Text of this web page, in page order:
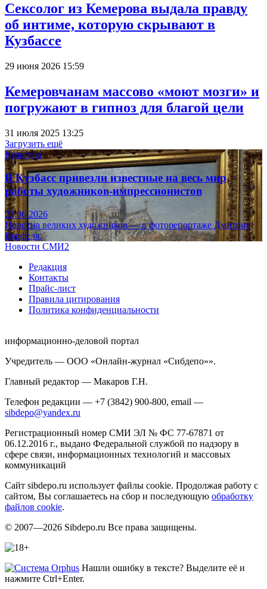
Сексолог из Кемерова выдала правду
об интиме, которую скрывают в
Кузбассе
29 июня 2026 15:59
Кемеровчанам массово «моют мозги» и
погружают в гипноз для благой цели
31 июля 2025 13:25
Загрузить ещё
Культура
В Кузбасс привезли известные на весь мир
работы художников-импрессионистов
23.06.2026
Полотна великих художников — в фоторепортаже Дмитрия
Верфеля.
Новости СМИ2
Редакция
Контакты
Прайс-лист
Правила цитирования
Политика конфиденциальности
информационно-деловой портал
Учредитель — ООО «Онлайн-журнал «Сибдепо»».
Главный редактор — Макаров Г.Н.
Телефон редакции — +7 (3842) 900-800, email —
sibdepo@yandex.ru
Регистрационный номер СМИ ЭЛ № ФС 77-67871 от
06.12.2016 г., выдано Федеральной службой по надзору в
сфере связи, информационных технологий и массовых
коммуникаций
Сайт sibdepo.ru использует файлы cookie. Продолжая работу с
сайтом, Вы соглашаетесь на сбор и последующую обработку
файлов cookie.
© 2007—2026 Sibdepo.ru Все права защищены.
Нашли ошибку в тексте? Выделите её и
нажмите Ctrl+Enter.